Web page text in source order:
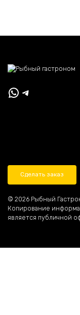
WhatsApp
Telegram
Сделать заказ
© 2026 Рыбный
Копирование
является публичной